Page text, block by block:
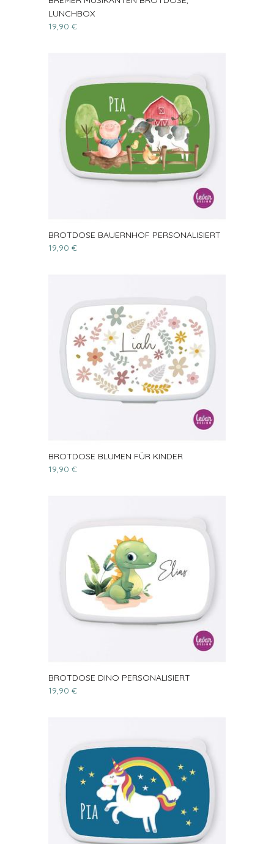
LUNCHBOX
19,90 €
BROTDOSE BAUERNHOF PERSONALISIERT
19,90 €
BROTDOSE BLUMEN FÜR KINDER
19,90 €
BROTDOSE DINO PERSONALISIERT
19,90 €